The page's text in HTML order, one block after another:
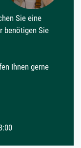
Sie eine
benötigen Sie
Ihnen gerne